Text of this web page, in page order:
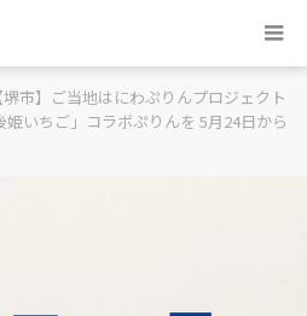
【堺市】ご当地はにわぷりんプロジェクト
いちご」コラボぷりんを 5月24日から